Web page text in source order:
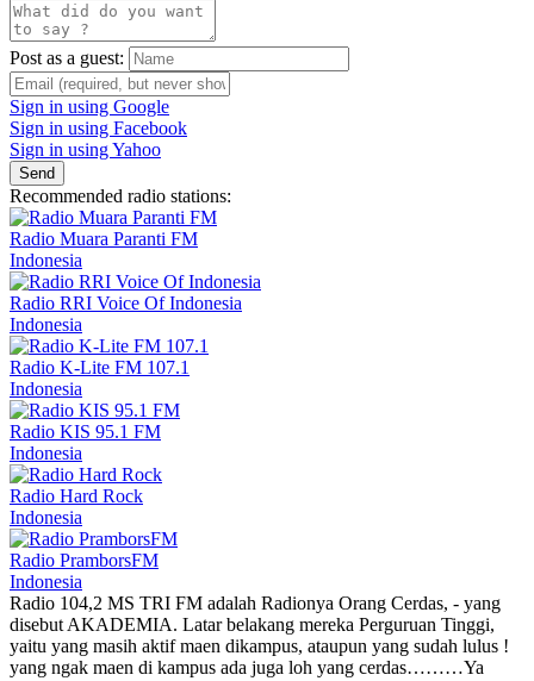
Post as a guest:
Sign in using Google
Sign in using Facebook
Sign in using Yahoo
Send
Recommended radio stations:
Radio Muara Paranti FM
Indonesia
Radio RRI Voice Of Indonesia
Indonesia
Radio K-Lite FM 107.1
Indonesia
Radio KIS 95.1 FM
Indonesia
Radio Hard Rock
Indonesia
Radio PramborsFM
Indonesia
Radio 104,2 MS TRI FM adalah Radionya Orang Cerdas, - yang
disebut AKADEMIA. Latar belakang mereka Perguruan Tinggi,
yaitu yang masih aktif maen dikampus, ataupun yang sudah lulus !
yang ngak maen di kampus ada juga loh yang cerdas………Ya